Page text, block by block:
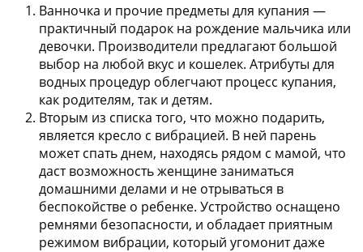
Ванночка и прочие предметы для купания —
практичный подарок на рождение мальчика или
девочки. Производители предлагают большой
выбор на любой вкус и кошелек. Атрибуты для
водных процедур облегчают процесс купания,
как родителям, так и детям.
Вторым из списка того, что можно подарить,
является кресло с вибрацией. В ней парень
может спать днем, находясь рядом с мамой, что
даст возможность женщине заниматься
домашними делами и не отрываться в
беспокойстве о ребенке. Устройство оснащено
ремнями безопасности, и обладает приятным
режимом вибрации, который угомонит даже